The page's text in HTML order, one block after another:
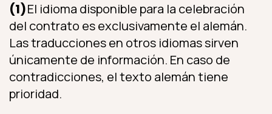
(1)El idioma disponible para la celebración
del contrato es exclusivamente el alemán.
Las traducciones en otros idiomas sirven
únicamente de información. En caso de
contradicciones, el texto alemán tiene
prioridad.